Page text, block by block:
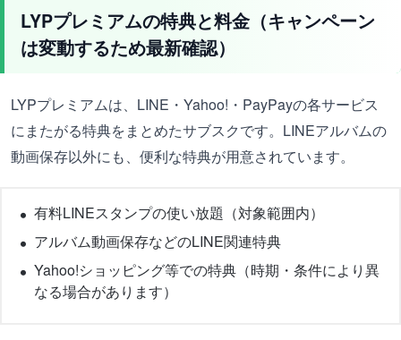
LYPプレミアムの特典と料金（キャンペーン
は変動するため最新確認）
LYPプレミアムは、LINE・Yahoo!・PayPayの各サービス
にまたがる特典をまとめたサブスクです。LINEアルバムの
動画保存以外にも、便利な特典が用意されています。
有料LINEスタンプの使い放題（対象範囲内）
アルバム動画保存などのLINE関連特典
Yahoo!ショッピング等での特典（時期・条件により異
なる場合があります）